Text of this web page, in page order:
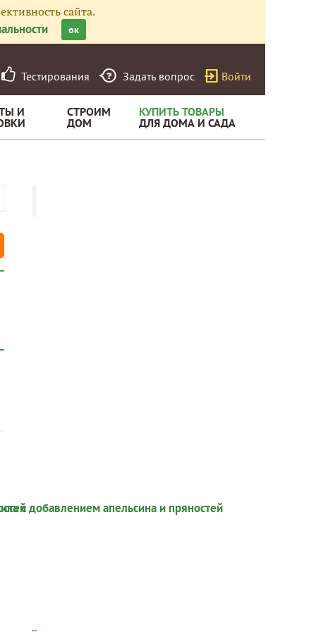
сайта.
ок
Тестирования Задать вопрос Войти
И
СТРОИМ
ДОМ
КУПИТЬ ТОВАРЫ
ДЛЯ ДОМА И САДА